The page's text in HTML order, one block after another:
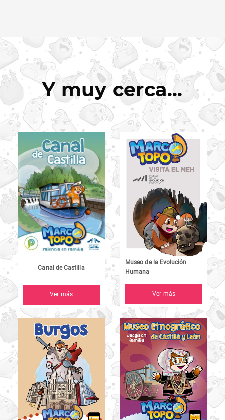
Y muy cerca...
Canal de Castilla
Ver más
Museo de la Evolución
Humana
Ver más